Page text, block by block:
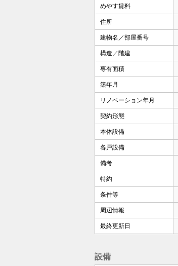
めやす賃料
住所
建物名／部屋番号
構造／階建
専有面積
築年月
リノベーション年月
契約形態
本体設備
各戸設備
備考
特約
条件等
周辺情報
最終更新日
設備